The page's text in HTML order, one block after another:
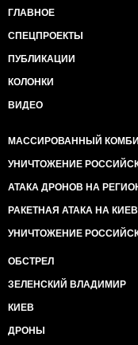
ГЛАВНОЕ
СПЕЦПРОЕКТЫ
ПУБЛИКАЦИИ
КОЛОНКИ
ВИДЕО
МАССИРОВАННЫЙ
УНИЧТОЖЕНИЕ
АТАКА ДРОНОВ НА
РАКЕТНАЯ АТАКА НА КИЕВ
УНИЧТОЖЕНИЕ
ОБСТРЕЛ
ЗЕЛЕНСКИЙ ВЛАДИМИР
КИЕВ
ДРОНЫ